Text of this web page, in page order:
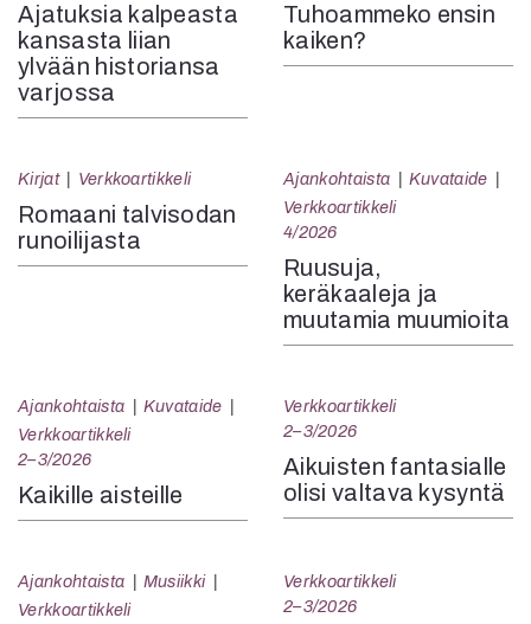
Ajatuksia kalpeasta
kansasta liian
ylvään historiansa
varjossa
Tuhoammeko ensin
kaiken?
Kirjat Verkkoartikkeli
Romaani talvisodan
runoilijasta
Ajankohtaista
Kuvataide
Verkkoartikkeli
4/2026
Ruusuja,
keräkaaleja ja
muutamia muumioita
Ajankohtaista
Kuvataide
Verkkoartikkeli
2–3/2026
Kaikille aisteille
Verkkoartikkeli
2–3/2026
Aikuisten fantasialle
olisi valtava kysyntä
Ajankohtaista
Musiikki
Verkkoartikkeli
Verkkoartikkeli
2–3/2026